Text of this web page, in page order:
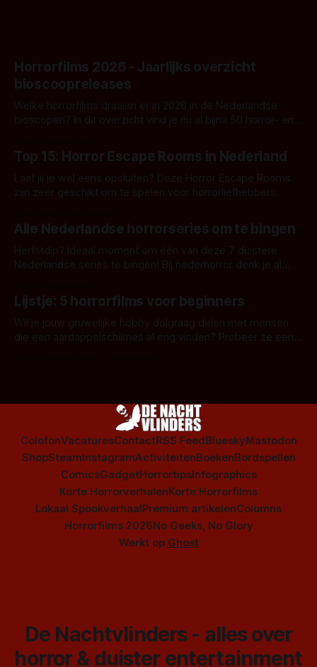
Horrorfilms 2026 - Jaarlijks overzicht
bioscoopreleases
Welke horrorfilms draaien er in 2026 in de Nederlandse
bioscopen? In dit overzicht vind je nu al bijna 50 horror- en
Top 15: Horror Escape Rooms in Nederland
Laat jij je wel eens opsluiten? Deze Horror Escape Rooms
zijn zeer geschikt om te spelen voor horrorliefhebbers.
Alle Nederlandse horrorseries om te bingen
Herfstdip? Ideaal moment om één van deze 7 duistere
Nederlandse series te bingen! Bij nederhorror denk je al
Amsterdamned of The Johnsons. Maar Nederlandse horror
is niet beperkt tot films. Hier een aantal Nederlandse tv-
series uit het duistere of horrorgenre. Als
Lijstje: 5 horrorfilms voor beginners
Wil je jouw gruwelijke hobby dolgraag delen met mensen
die een aardappelschilmes al eng vinden? Probeer ze eens
ColofonVacaturesContactRSS FeedBlueskyMastodon
ShopSteamInstagramActiviteitenBoekenBordspellen
ComicsGadgetHorrortipsInfographics
Korte HorrorverhalenKorte Horrorfilms
Lokaal SpookverhaalPremium artikelenColumns
Horrorfilms 2026No Geeks, No Glory
Werkt op Ghost
De Nachtvlinders - alles over
horror & duister entertainment